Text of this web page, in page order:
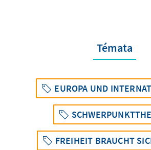
Témata
EUROPA UND
FREIHEIT BRAUCHT